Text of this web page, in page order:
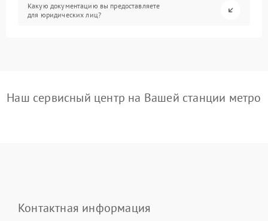
Какую документацию вы предоставляете
для юридических лиц?
Наш сервисный центр на Вашей станции метро
Контактная информация